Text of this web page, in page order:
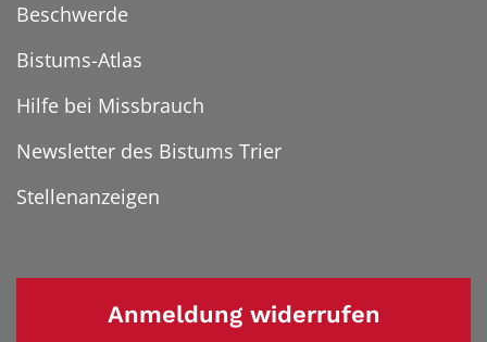
Beschwerde
Bistums-Atlas
Hilfe bei Missbrauch
Newsletter des Bistums Trier
Stellenanzeigen
Anmeldung widerrufen